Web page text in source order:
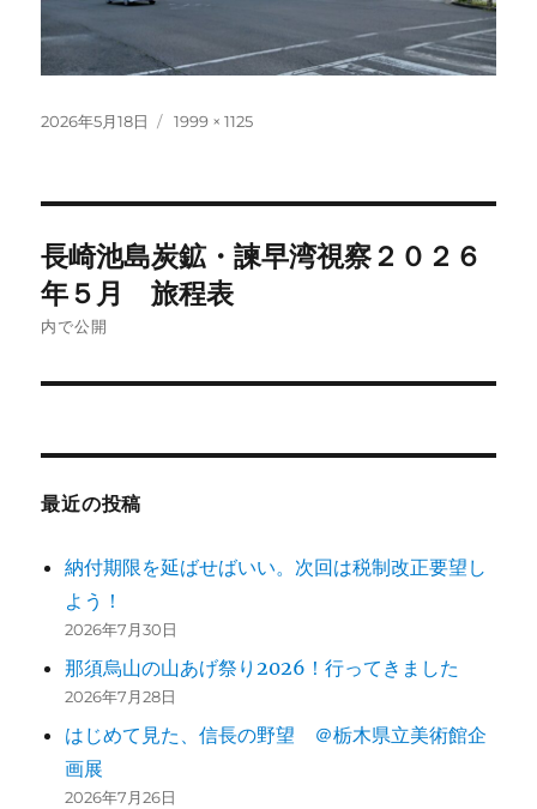
投
2026年5月18日
フ
1999 × 1125
稿
ナ
ビ
ョ
ン
長崎池島炭鉱・諫早湾視察２０２６
年５月 旅程表
内で公開
最近の投稿
納付期限を延ばせばいい。次回は税制改正要望し
よう！
2026年7月30日
那須烏山の山あげ祭り2026！行ってきました
2026年7月28日
はじめて見た、信長の野望 ＠栃木県立美術館企
画展
2026年7月26日